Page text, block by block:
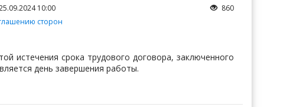
10:00
860
сторон
истечения срока трудового договора, заключенного
день завершения работы.